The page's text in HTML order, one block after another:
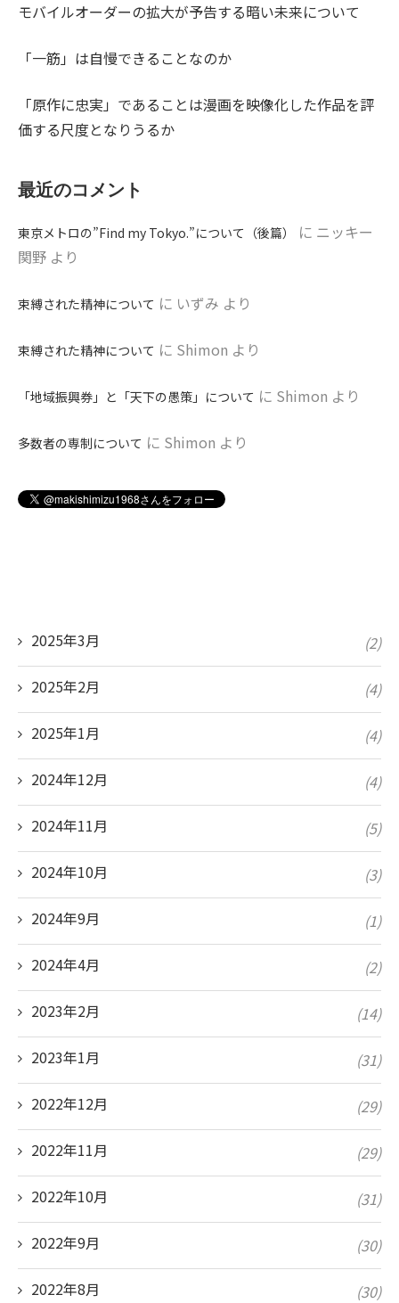
モバイルオーダーの拡大が予告する暗い未来について
「一筋」は自慢できることなのか
「原作に忠実」であることは漫画を映像化した作品を評
価する尺度となりうるか
最近のコメント
東京メトロの”Find my Tokyo.”について（後篇） に ニッキー
関野 より
束縛された精神について に いずみ より
束縛された精神について に Shimon より
「地域振興券」と「天下の愚策」について に Shimon より
多数者の専制について に Shimon より
2025年3月 (2)
2025年2月 (4)
2025年1月 (4)
2024年12月 (4)
2024年11月 (5)
2024年10月 (3)
2024年9月 (1)
2024年4月 (2)
2023年2月 (14)
2023年1月 (31)
2022年12月 (29)
2022年11月 (29)
2022年10月 (31)
2022年9月 (30)
2022年8月 (30)